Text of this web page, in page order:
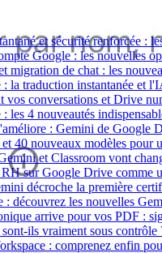
et sécurité renforcée :
Google : les nouvelles
migration de chat : les
: la traduction instantanée et
vos conversations et Drive
les 4 nouveautés
: Gemini de Google
40 nouveaux modèles pour
et Classroom vont
sur Google Drive comme
décroche la première
découvrez les nouvelles
arrive pour vos PDF :
ils vraiment sous
: comprenez enfin